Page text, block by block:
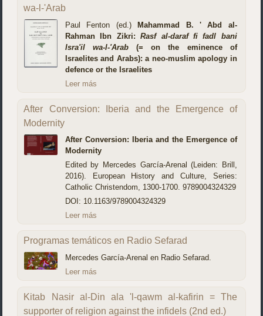
wa-l-'Arab
Paul Fenton (ed.)
Mahammad B. ' Abd al-
Rahman Ibn Zikri:Rasf al-daraf fi fadl bani
Isra'il wa-l-'Arab(= on the eminence of
Israelites and Arabs): a neo-muslim apology in
defence or the Israelites
Leer más
After Conversion: Iberia and the Emergence of
Modernity
After Conversion: Iberia and the Emergence of
Modernity
Edited by Mercedes García-Arenal (Leiden: Brill,
2016). European History and Culture, Series:
Catholic Christendom, 1300-1700. 9789004324329
DOI: 10.1163/9789004324329
Leer más
Programas temáticos en Radio Sefarad
Mercedes García-Arenal en Radio Sefarad.
Leer más
Kitab Nasir al-Din ala 'l-qawm al-kafirin = The
supporter of religion against the infidels (2nd ed.)